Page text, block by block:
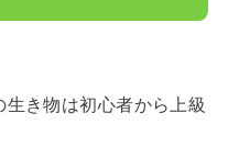
き物は初心者から上級